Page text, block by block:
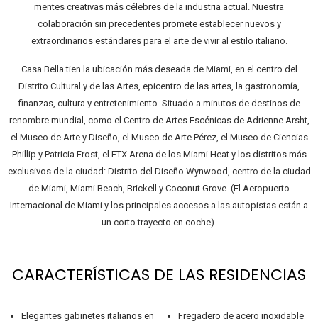
mentes creativas más célebres de la industria actual. Nuestra
colaboración sin precedentes promete establecer nuevos y
extraordinarios estándares para el arte de vivir al estilo italiano.
Casa Bella tien la ubicación más deseada de Miami, en el centro del
Distrito Cultural y de las Artes, epicentro de las artes, la gastronomía,
finanzas, cultura y entretenimiento. Situado a minutos de destinos de
renombre mundial, como el Centro de Artes Escénicas de Adrienne Arsht,
el Museo de Arte y Diseño, el Museo de Arte Pérez, el Museo de Ciencias
Phillip y Patricia Frost, el FTX Arena de los Miami Heat y los distritos más
exclusivos de la ciudad: Distrito del Diseño Wynwood, centro de la ciudad
de Miami, Miami Beach, Brickell y Coconut Grove. (El Aeropuerto
Internacional de Miami y los principales accesos a las autopistas están a
un corto trayecto en coche).
CARACTERÍSTICAS DE LAS RESIDENCIAS
Elegantes gabinetes italianos en
Fregadero de acero inoxidable